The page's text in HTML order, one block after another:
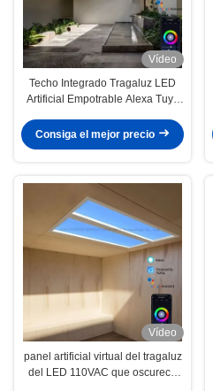
Vídeo
Techo Integrado Tragaluz LED
Artificial Empotrable Alexa Tuya
Consiga el mejor precio
Vídeo
panel artificial virtual del tragaluz
del LED 110VAC que oscurece